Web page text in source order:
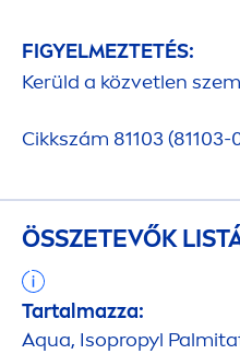
FIGYELMEZTETÉS:
Kerüld a közvetlen
Cikkszám 81103 (81103-
ÖSSZETEVŐK
Tartalmazza:
Aqua, Isopropyl